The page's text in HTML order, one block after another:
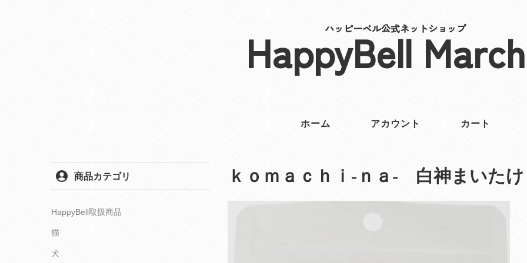
ハッピーベル公式ネットショップ
HappyBell
ホーム アカウント カート
ｋｏｍａｃｈｉ‐ｎａ‐ 白神まいたけ
商品カテゴリ
HappyBell取扱商品
猫
犬